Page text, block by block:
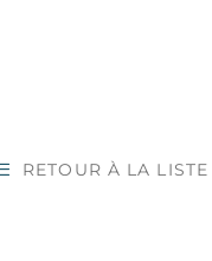
RETOUR À LA LISTE